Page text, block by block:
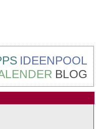
IDEENPOOL
BLOG